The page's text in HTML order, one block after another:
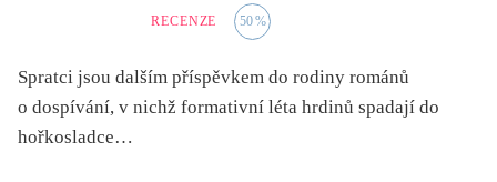
RECENZE 50%
Spratci jsou dalším příspěvkem do rodiny románů
o dospívání, v nichž formativní léta hrdinů spadají do
hořkosladce…